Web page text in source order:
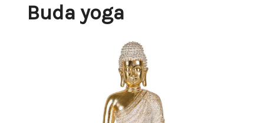
Buda yoga